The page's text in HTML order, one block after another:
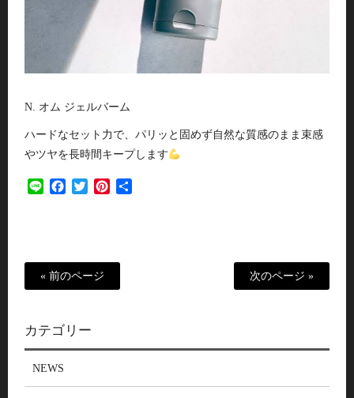
N. オム ジェルバーム
ハードなセット力で、パリッと固めず自然な質感のまま束感
やツヤを長時間キープします
Line FacebookTwitterPinterest
« 前のページ 次のページ »
カテゴリー
NEWS